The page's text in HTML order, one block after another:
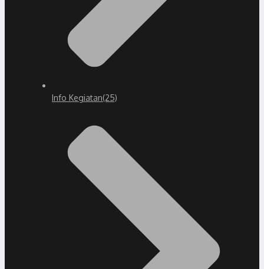
Info Kegiatan(25)